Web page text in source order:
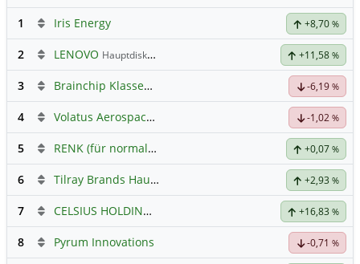
1
Iris Energy +8,70 %
2 LENOVO Hauptdiskussion +11,58 %
3 Brainchip Klassengruppe -6,19 %
4 Volatus Aerospace (Offener Austausch) -1,02 %
5 RENK (für normale, sachliche Kommunikation!) +0,07 %
6 Tilray Brands Hauptforum +2,93 %
7 CELSIUS HOLDINGS INC. +16,83 %
8 Pyrum Innovations -0,71 %